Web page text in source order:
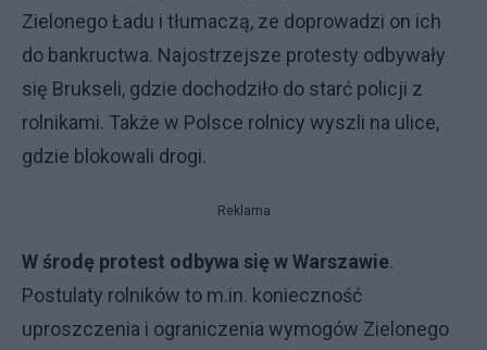
Zielonego Ładu i tłumaczą, ze doprowadzi on ich
do bankructwa. Najostrzejsze protesty odbywały
się Brukseli, gdzie dochodziło do starć policji z
rolnikami. Także w Polsce rolnicy wyszli na ulice,
gdzie blokowali drogi.
Reklama
W środę protest odbywa się w Warszawie.
Postulaty rolników to m.in. konieczność
uproszczenia i ograniczenia wymogów Zielonego